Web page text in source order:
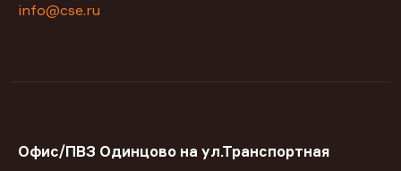
info@cse.ru
Офис/ПВЗ Одинцово на ул.Транспортная